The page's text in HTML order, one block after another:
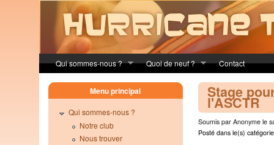
Qui sommes-nous ? Quoi de neuf ? Contact
Stage
l'ASCTR
Soumis par Anonyme le
Posté dans le(s)
Menu principal
Qui sommes-nous ?
Notre club
Nous trouver